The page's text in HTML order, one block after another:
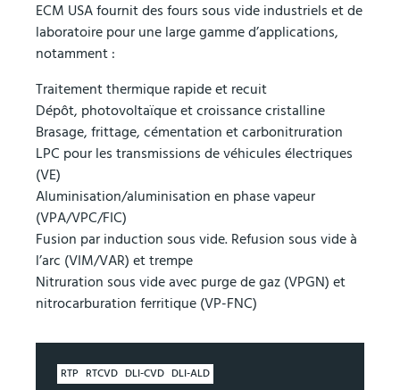
ECM USA fournit des fours sous vide industriels et de
laboratoire pour une large gamme d’applications,
notamment :
Traitement thermique rapide et recuit
Dépôt, photovoltaïque et croissance cristalline
Brasage, frittage, cémentation et carbonitruration
LPC pour les transmissions de véhicules électriques
(VE)
Aluminisation/aluminisation en phase vapeur
(VPA/VPC/FIC)
Fusion par induction sous vide. Refusion sous vide à
l’arc (VIM/VAR) et trempe
Nitruration sous vide avec purge de gaz (VPGN) et
nitrocarburation ferritique (VP-FNC)
RTP RTCVD DLI-CVD DLI-ALD